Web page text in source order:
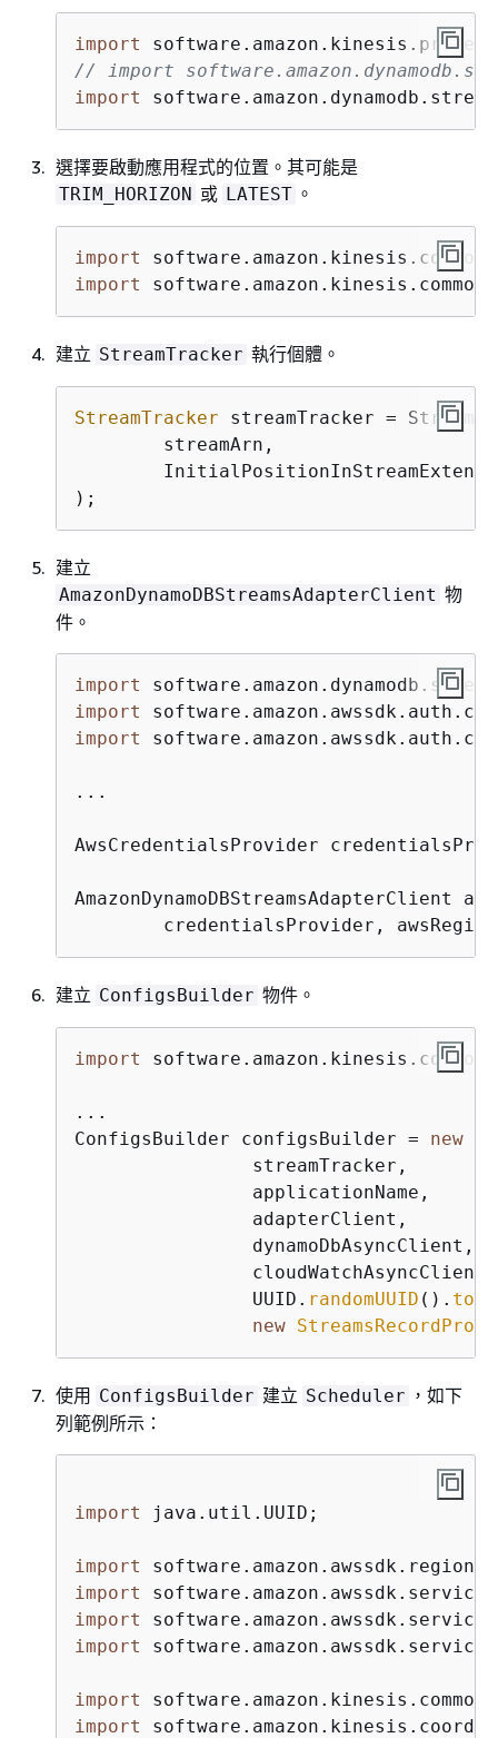
import
// import
import
選擇要啟動應用程式的位置。其可能是
TRIM_HORIZON 或 LATEST 。
import
import
建立 StreamTracker 執行個體。
StreamTracker streamTracker =
        streamArn,
);
建立
AmazonDynamoDBStreamsAdapterClient 物
件。
import
import
import
...
AwsCredentialsProvider
AmazonDynamoDBStreamsAdapterClient
credentialsProvider,
建立 ConfigsBuilder 物件。
import
...
ConfigsBuilder configsBuilder = new
                streamTracker,
                applicationName,
                adapterClient,
                dynamoDbAsyncClient,
                cloudWatchAsyncClient,
                UUID.
randomUUID ().
new
使用 ConfigsBuilder 建立 Scheduler ，如下
列範例所示：
import java.util.UUID;
import
import
import
import
import
import